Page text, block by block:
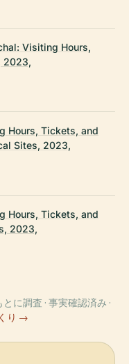
Visiting Hours,
2023,
Hours, Tickets, and
Sites, 2023,
Hours, Tickets, and
2023,
調査 · 事実確認済み ·
り →